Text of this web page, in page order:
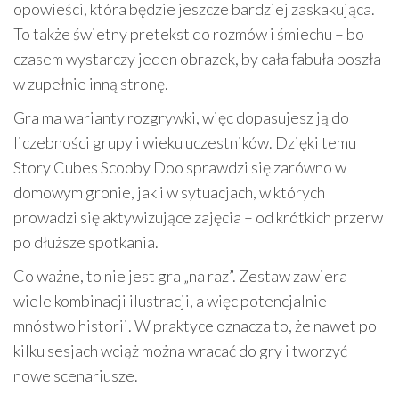
opowieści, która będzie jeszcze bardziej zaskakująca.
To także świetny pretekst do rozmów i śmiechu – bo
czasem wystarczy jeden obrazek, by cała fabuła poszła
w zupełnie inną stronę.
Gra ma warianty rozgrywki, więc dopasujesz ją do
liczebności grupy i wieku uczestników. Dzięki temu
Story Cubes Scooby Doo sprawdzi się zarówno w
domowym gronie, jak i w sytuacjach, w których
prowadzi się aktywizujące zajęcia – od krótkich przerw
po dłuższe spotkania.
Co ważne, to nie jest gra „na raz”. Zestaw zawiera
wiele kombinacji ilustracji, a więc potencjalnie
mnóstwo historii. W praktyce oznacza to, że nawet po
kilku sesjach wciąż można wracać do gry i tworzyć
nowe scenariusze.